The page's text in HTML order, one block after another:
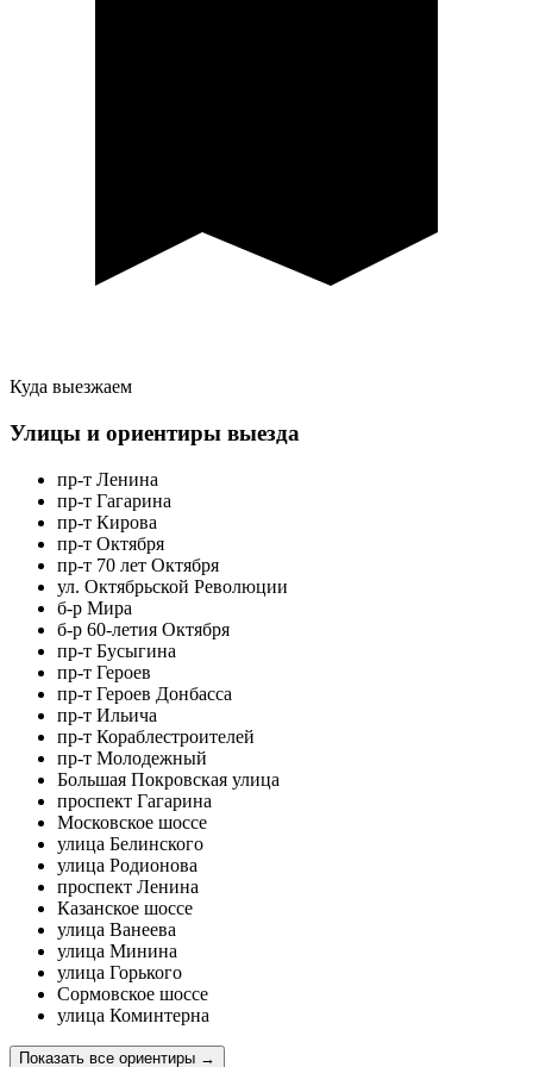
Куда выезжаем
Улицы и ориентиры выезда
пр-т Ленина
пр-т Гагарина
пр-т Кирова
пр-т Октября
пр-т 70 лет Октября
ул. Октябрьской Революции
б-р Мира
б-р 60-летия Октября
пр-т Бусыгина
пр-т Героев
пр-т Героев Донбасса
пр-т Ильича
пр-т Кораблестроителей
пр-т Молодежный
Большая Покровская улица
проспект Гагарина
Московское шоссе
улица Белинского
улица Родионова
проспект Ленина
Казанское шоссе
улица Ванеева
улица Минина
улица Горького
Сормовское шоссе
улица Коминтерна
Показать все ориентиры →